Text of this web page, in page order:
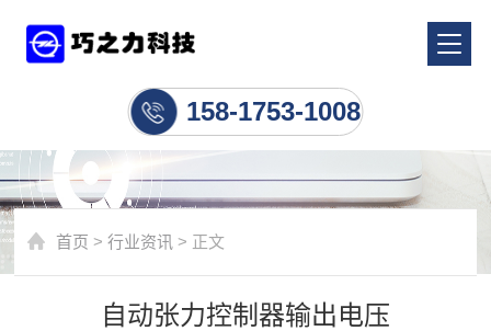
158-1753-1008
首页 >行业资讯 > 正文
自动张力控制器输出电压